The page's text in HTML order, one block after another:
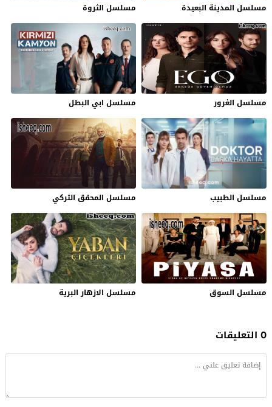
مسلسل المدينة البعيدة مسلسل الثروة
مسلسل الغرور مسلسل ابي البطل
مسلسل الطبيب مسلسل المحقق التركي
مسلسل السوق مسلسل الازهار البرية
0 التعليقات